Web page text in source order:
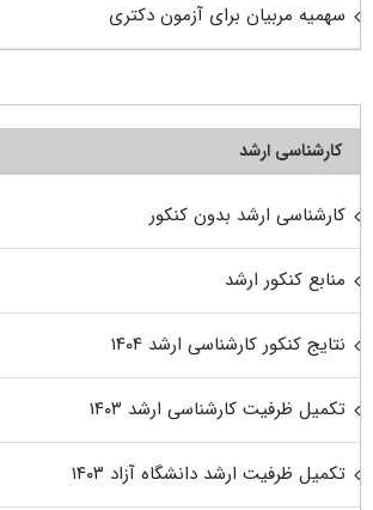
سهمیه مربیان برای آزمون دکتری
کارشناسی ارشد
کارشناسی ارشد بدون کنکور
منابع کنکور ارشد
نتایج کنکور کارشناسی ارشد ۱۴۰۴
تکمیل ظرفیت کارشناسی ارشد ۱۴۰۳
تکمیل ظرفیت ارشد دانشگاه آزاد ۱۴۰۳